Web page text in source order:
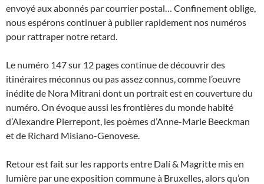
envoyé aux abonnés par courrier postal… Confinement oblige,
nous espérons continuer à publier rapidement nos numéros
pour rattraper notre retard.
Le numéro 147 sur 12 pages continue de découvrir des
itinéraires méconnus ou pas assez connus, comme l’oeuvre
inédite de Nora Mitrani dont un portrait est en couverture du
numéro. On évoque aussi les frontières du monde habité
d’Alexandre Pierrepont, les poèmes d’Anne-Marie Beeckman
et de Richard Misiano-Genovese.
Retour est fait sur les rapports entre Dalí & Magritte mis en
lumière par une exposition commune à Bruxelles, alors qu’on